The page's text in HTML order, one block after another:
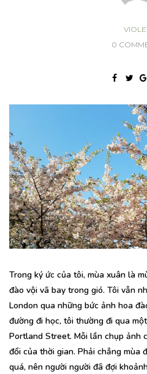
0
Trong ký ức của tôi, mùa xuân là
đào vội vã bay trong gió. Tôi vẫn
London qua những bức ảnh hoa
đường đi học, tôi thường đi qua
Portland Street. Mỗi lần chụp ảnh
đổi của thời gian. Phải chẳng mùa
quá, nên người người đã đợi